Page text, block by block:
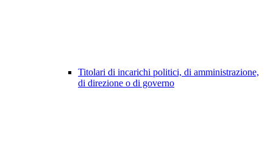
Titolari di incarichi politici, di amministrazione,
di direzione o di governo